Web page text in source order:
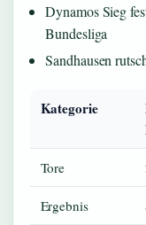
Dynamos Sieg
Bundesliga
Sandhausen
Kategorie
Tore
Ergebnis